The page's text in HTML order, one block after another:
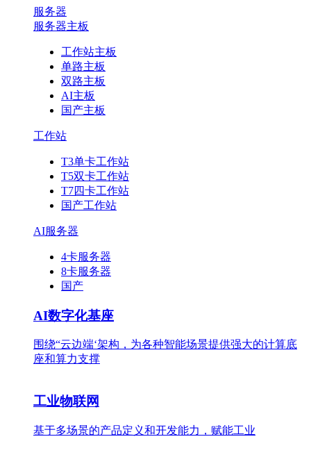
服务器
服务器主板
工作站主板
单路主板
双路主板
AI主板
国产主板
工作站
T3单卡工作站
T5双卡工作站
T7四卡工作站
国产工作站
AI服务器
4卡服务器
8卡服务器
国产
AI数字化基座
围绕“云边端‘架构，为各种智能场景提供强大的计算底
座和算力支撑
工业物联网
基于多场景的产品定义和开发能力，赋能工业